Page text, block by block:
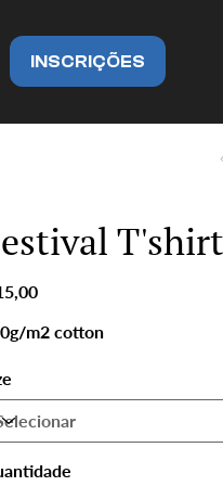
INSCRIÇÕES
m2 cotton